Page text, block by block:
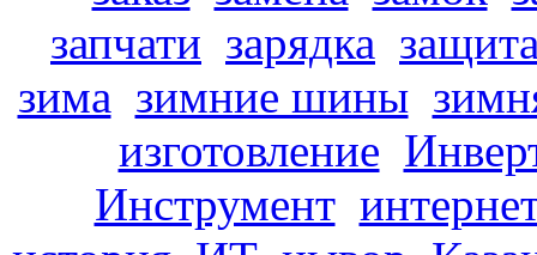
запчати зарядка
зима зимние шины
изготовление
Инструмент